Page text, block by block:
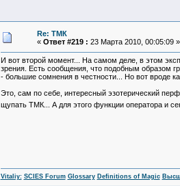
Re: ТМК
« Ответ #219 : 23 Марта 2010, 00:05:09 »
И вот второй момент... На самом деле, в этом
зрения. Есть сообщения, что подобным образом
- большие сомнения в честности... Но вот вроде
Это, сам по себе, интересный эзотерический
щупать ТМК... А для этого функции оператора и
Vitaliy: SCIES Forum Glossary Definitions of Magic